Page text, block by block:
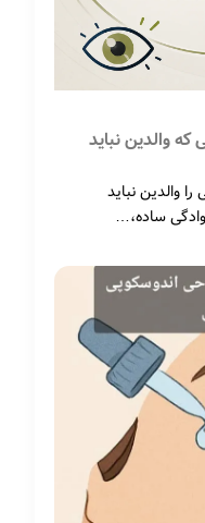
والدین نباید
والدین نباید
ساده،…